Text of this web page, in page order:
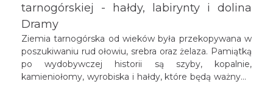
tarnogórskiej - hałdy, labirynty i dolina
Dramy
Ziemia tarnogórska od wieków była przekopywana w
poszukiwaniu rud ołowiu, srebra oraz żelaza. Pamiątką
po wydobywczej historii są szyby, kopalnie,
kamieniołomy, wyrobiska i hałdy, które będą ważnymi